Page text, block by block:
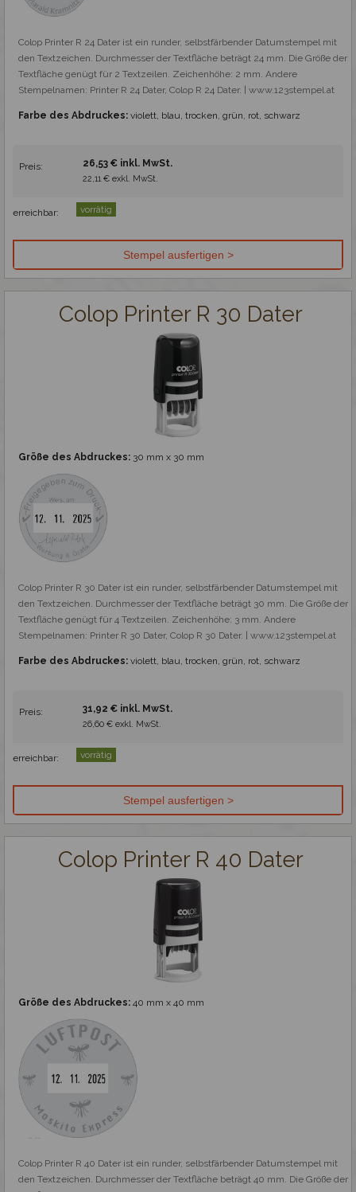
Fertigstempel
Zubehör
Colop Printer R 24 Dater ist ein runder, selbstfärbender Datumstempel mit
den Textzeichen. Durchmesser der Textfläche beträgt 24 mm. Die Größe der
Textfläche genügt für 2 Textzeilen. Zeichenhöhe: 2 mm. Andere
Stempelnamen: Printer R 24 Dater, Colop R 24 Dater. | www.123stempel.at
Farbe des Abdruckes: violett, blau, trocken, grün, rot, schwarz
Preis: 26,53 € inkl. MwSt.
22,11 € exkl. MwSt.
erreichbar: vorrätig
Colop Printer R 30 Dater
Größe des Abdruckes: 30 mm x 30 mm
Colop Printer R 30 Dater ist ein runder, selbstfärbender Datumstempel mit
den Textzeichen. Durchmesser der Textfläche beträgt 30 mm. Die Größe der
Textfläche genügt für 4 Textzeilen. Zeichenhöhe: 3 mm. Andere
Stempelnamen: Printer R 30 Dater, Colop R 30 Dater. | www.123stempel.at
Farbe des Abdruckes: violett, blau, trocken, grün, rot, schwarz
Preis: 31,92 € inkl. MwSt.
26,60 € exkl. MwSt.
erreichbar: vorrätig
Colop Printer R 40 Dater
Größe des Abdruckes: 40 mm x 40 mm
Colop Printer R 40 Dater ist ein runder, selbstfärbender Datumstempel mit
den Textzeichen. Durchmesser der Textfläche beträgt 40 mm. Die Größe der